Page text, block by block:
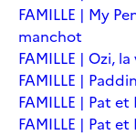
FAMILLE | My
manchot
FAMILLE | Ozi,
FAMILLE |
FAMILLE | Pat
FAMILLE | Pat